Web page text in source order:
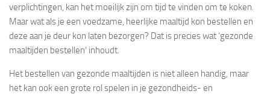
verplichtingen, kan het moeilijk zijn om tijd te vinden om te koken.
Maar wat als je een voedzame, heerlijke maaltijd kon bestellen en
deze aan je deur kon laten bezorgen? Dat is precies wat ‘gezonde
maaltijden bestellen’ inhoudt.
Het bestellen van gezonde maaltijden is niet alleen handig, maar
het kan ook een grote rol spelen in je gezondheids- en